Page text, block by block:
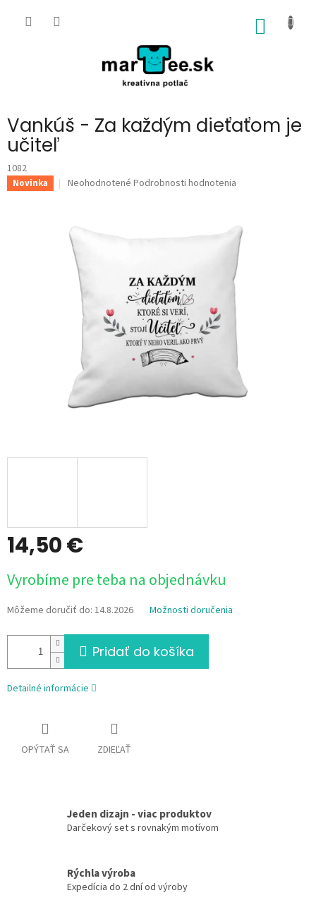
Vankúš - Za každým dieťaťom je
učiteľ
1082
Novinka
Priemerné
0,0
z
hviezdičiek.
Neohodnotené Podrobnosti hodnotenia
14,50 €
cena:
Vyrobíme pre teba na objednávku
Môžeme doručiť do: 14.8.2026 Možnosti doručenia
Pridať do košíka
Detailné informácie
OPÝTAŤ SA ZDIEĽAŤ
Jeden dizajn - viac produktov
Darčekový set s rovnakým motívom
Rýchla výroba
Expedícia do 2 dní od výroby